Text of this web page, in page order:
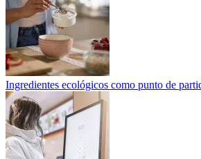
Ingredientes ecológicos como punto de